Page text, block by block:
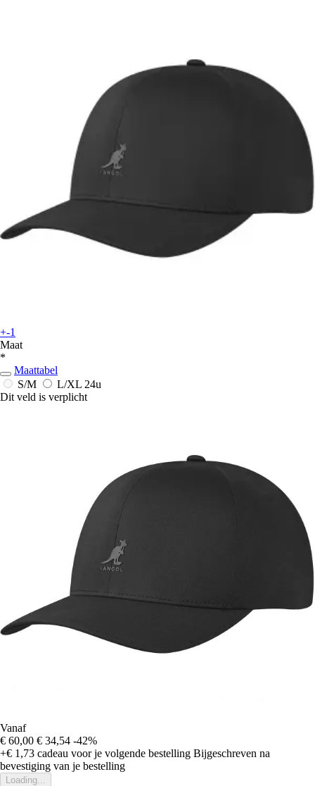
+-1
Maat
*
Maattabel
S/M
L/XL 24u
Dit veld is verplicht
Vanaf
€ 60,00 € 34,54 -42%
+€ 1,73 cadeau voor je volgende bestelling Bijgeschreven na
bevestiging van je bestelling
Loading...